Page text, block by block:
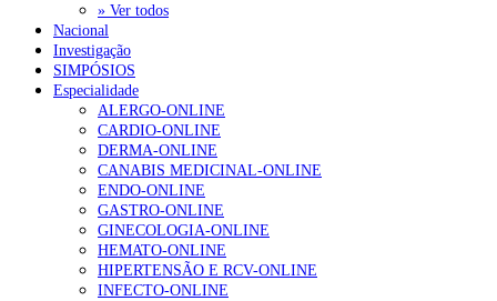
NOTÍCIAS MAIS LIDAS
Enfermagem Forense. “Da urgência ao tribunal, cada
gesto conta e cada profissional faz a diferença”
202 visualizações
Alguns milhares de utentes podem ficar sem médico de
família com nova regras do registo, alerta associação
155 visualizações
» Ver todos
Nacional
Investigação
SIMPÓSIOS
Especialidade
ALERGO-ONLINE
CARDIO-ONLINE
DERMA-ONLINE
CANABIS MEDICINAL-ONLINE
ENDO-ONLINE
GASTRO-ONLINE
GINECOLOGIA-ONLINE
HEMATO-ONLINE
HIPERTENSÃO E RCV-ONLINE
INFECTO-ONLINE